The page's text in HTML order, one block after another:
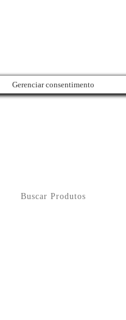
Gerenciar consentimento